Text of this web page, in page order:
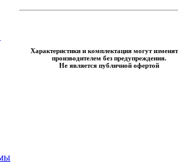
Характеристики и комплектация могут
производителем без предупреждения.
Не является публичной офертой